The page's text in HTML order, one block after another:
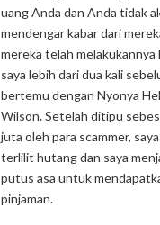
uang Anda dan Anda tidak
mendengar kabar dari
mereka telah melakukannya
saya lebih dari dua kali
bertemu dengan Nyonya
Wilson. Setelah ditipu
juta oleh para scammer,
terlilit hutang dan saya
putus asa untuk
pinjaman.